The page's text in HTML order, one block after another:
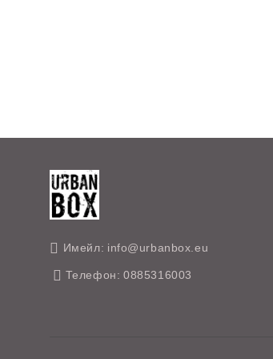
Имейл: info@urbanbox.eu
Телефон: 0885316003